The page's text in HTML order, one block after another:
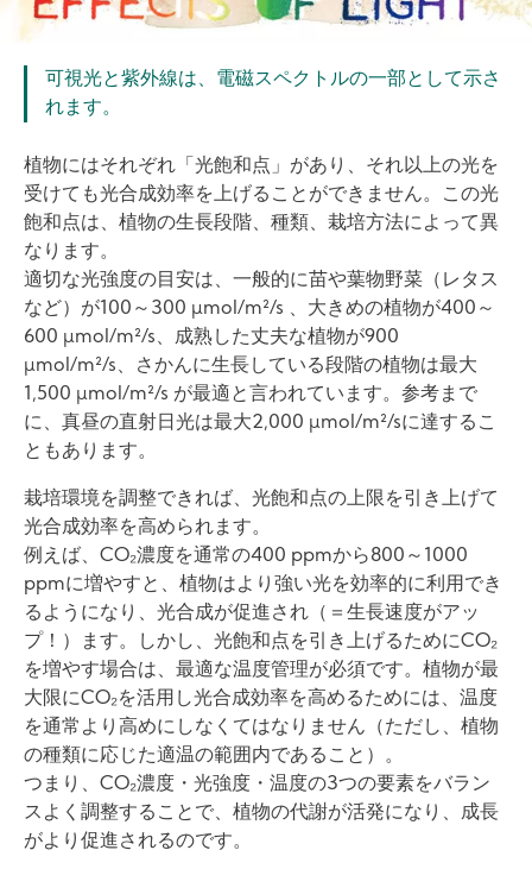
可視光と紫外線は、電磁スペクトルの一部として示さ
れます。
植物にはそれぞれ「光飽和点」があり、それ以上の光を
受けても光合成効率を上げることができません。この光
飽和点は、植物の生長段階、種類、栽培方法によって異
なります。
適切な光強度の目安は、一般的に苗や葉物野菜（レタス
など）が100～300 µmol/m²/s 、大きめの植物が400～
600 µmol/m²/s、成熟した丈夫な植物が900
µmol/m²/s、さかんに生長している段階の植物は最大
1,500 µmol/m²/s が最適と言われています。参考まで
に、真昼の直射日光は最大2,000 µmol/m²/sに達するこ
ともあります。
栽培環境を調整できれば、光飽和点の上限を引き上げて
光合成効率を高められます。
例えば、CO₂濃度を通常の400 ppmから800～1000
ppmに増やすと、植物はより強い光を効率的に利用でき
るようになり、光合成が促進され（＝生長速度がアッ
プ！）ます。しかし、光飽和点を引き上げるためにCO₂
を増やす場合は、最適な温度管理が必須です。植物が最
大限にCO₂を活用し光合成効率を高めるためには、温度
を通常より高めにしなくてはなりません（ただし、植物
の種類に応じた適温の範囲内であること）。
つまり、CO₂濃度・光強度・温度の3つの要素をバラン
スよく調整することで、植物の代謝が活発になり、成長
がより促進されるのです。